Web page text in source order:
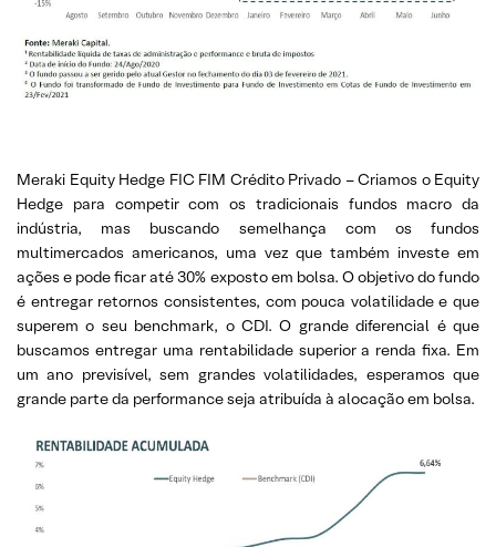
Meraki Equity Hedge FIC FIM Crédito Privado – Criamos o Equity
Hedge para competir com os tradicionais fundos macro da
indústria, mas buscando semelhança com os fundos
multimercados americanos, uma vez que também investe em
ações e pode ficar até 30% exposto em bolsa. O objetivo do fundo
é entregar retornos consistentes, com pouca volatilidade e que
superem o seu benchmark, o CDI. O grande diferencial é que
buscamos entregar uma rentabilidade superior a renda fixa. Em
um ano previsível, sem grandes volatilidades, esperamos que
grande parte da performance seja atribuída à alocação em bolsa.